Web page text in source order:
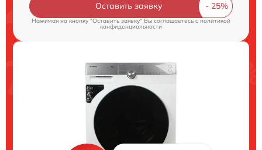
Оставить заявку
Нажимая на кнопку "Оставить заявку" Вы соглашаетесь cполитикой
конфиденциальности